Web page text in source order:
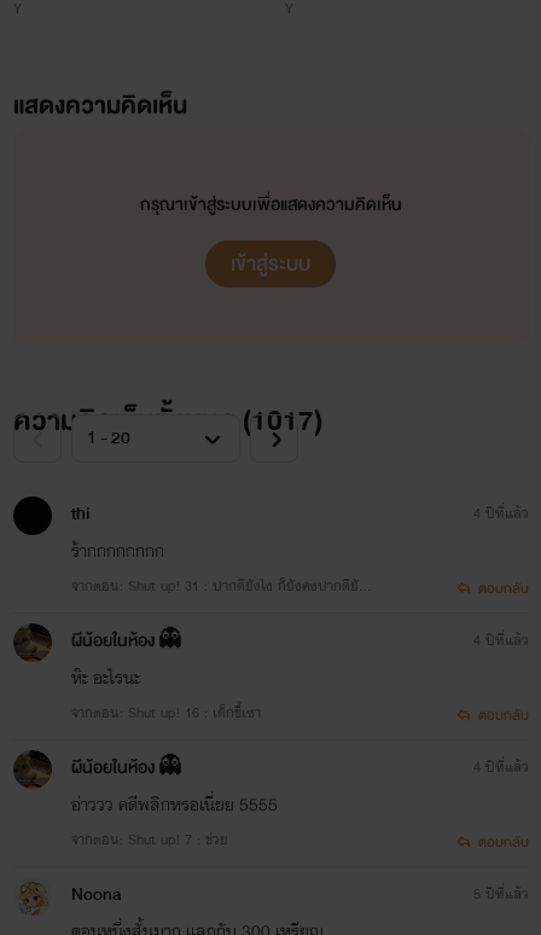
จึงกลายมาเป็นหนังสือเรื่อง!
เนื่องจากจำรหัสเข้าเมลตัว
เองไม่ได้ มีอะไรติดต่อที่เพจนี้
ก็ขอฝากติดตามนิยายของ
ไรท์กันด้วยนะคะรีดเดอร์ที่สุด
แสนจะน่ารักทุกคน ><
Y
Y
แสดงความคิดเห็น
กรุณาเข้าสู่ระบบเพื่อแสดงความคิดเห็น
เข้าสู่ระบบ
ความคิดเห็นทั้งหมด (1017)
thi
ร้ากกกกกกกก
จากตอน: Shut up! 31 : ปากดียังไง ก็ยังคงปากดียัง
4 ปีที่แล้ว
ตอบกลับ
ผีน้อยในห้อง 👻
ห๊ะ อะไรนะ
จากตอน: Shut up! 16 : เด็กขี้เซา
4 ปีที่แล้ว
ตอบกลับ
ผีน้อยในห้อง 👻
อ่าววว คดีพลิกหรอเนี่ยย 5555
จากตอน: Shut up! 7 : ช่วย
4 ปีที่แล้ว
ตอบกลับ
Noona 5 ปีที่แล้ว